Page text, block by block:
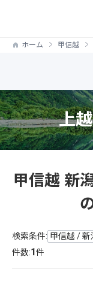
ホーム 甲信越
上
甲信越 新
検索条件: 甲信越 / 新
件数:1件